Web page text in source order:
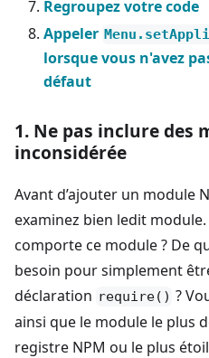
Regroupez votre code
Appeler
lorsque vous n'avez
défaut
1. Ne pas inclure des
inconsidérée
Avant d’ajouter un module
examinez bien ledit
comporte ce module ? De
besoin pour simplement
déclaration require() ?
ainsi que le module le plus
registre NPM ou le plus